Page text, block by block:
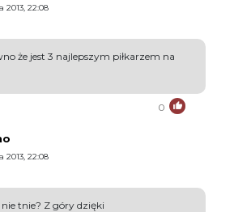
2013, 22:08
że jest 3 najlepszym piłkarzem na
0
2013, 22:08
tnie? Z góry dzięki